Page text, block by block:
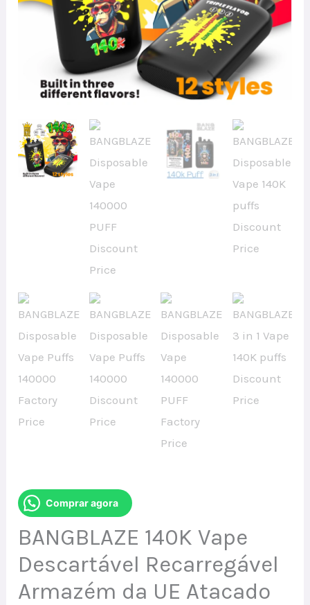
Comprar agora
BANGBLAZE 140K Vape
Descartável Recarregável
Armazém da UE Atacado